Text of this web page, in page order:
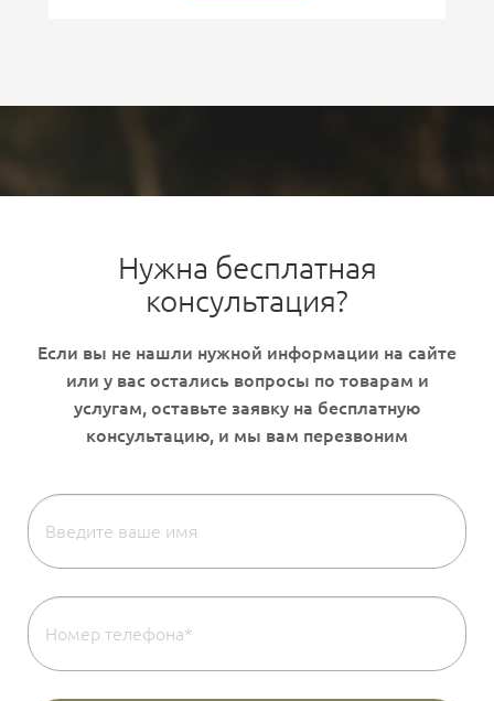
Нужна бесплатная
консультация?